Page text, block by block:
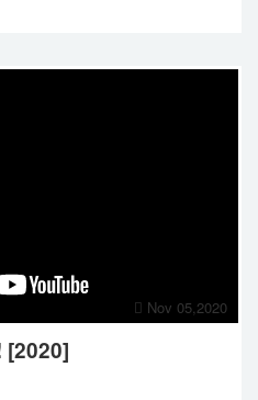
Nov 05,2020
[2020]